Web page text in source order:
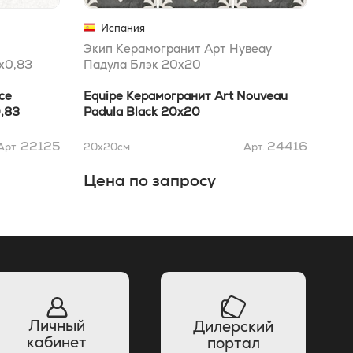
22125
Испания
Экип Керамогранит Арт Нувеау
Падула Блэк 20х20
Equipe Керамогранит Art Nouveau
Padula Black 20х20
20x20см Арт. 24416
Цена по запросу
Личный
кабинет
Дилерский
портал